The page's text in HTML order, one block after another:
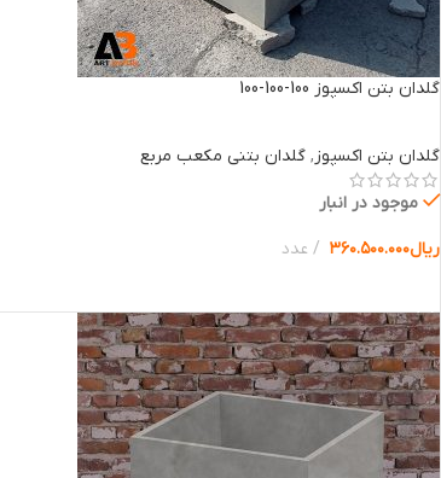
گلدان بتن اکسپوز 100-100-100
گلدان بتن اکسپوز, گلدان بتنی مکعب مربع
موجود در انبار
ریال۳۶۰.۵۰۰.۰۰۰ عدد